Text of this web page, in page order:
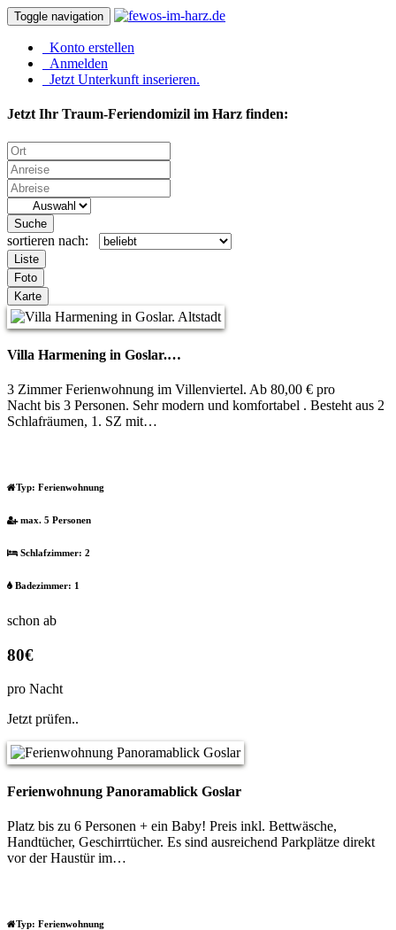
Toggle navigation
Konto erstellen
Anmelden
Jetzt Unterkunft inserieren.
Jetzt Ihr Traum-Feriendomizil im Harz finden:
Suche
sortieren nach:
Liste
Foto
Karte
Villa Harmening in Goslar.…
3 Zimmer Ferienwohnung im Villenviertel. Ab 80,00 € pro
Nacht bis 3 Personen. Sehr modern und komfortabel . Besteht aus 2
Schlafräumen, 1. SZ mit…
Typ: Ferienwohnung
max. 5 Personen
Schlafzimmer: 2
Badezimmer: 1
schon ab
80€
pro Nacht
Jetzt prüfen..
Ferienwohnung Panoramablick Goslar
Platz bis zu 6 Personen + ein Baby! Preis inkl. Bettwäsche,
Handtücher, Geschirrtücher. Es sind ausreichend Parkplätze direkt
vor der Haustür im…
Typ: Ferienwohnung